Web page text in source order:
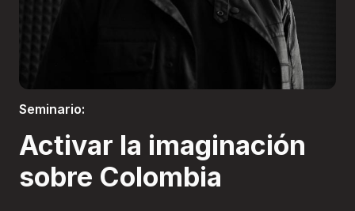
Seminario:
Activar la imaginación
sobre Colombia